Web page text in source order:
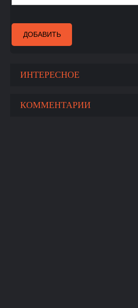
ДОБАВИТЬ
ИНТЕРЕСНОЕ
КОММЕНТАРИИ